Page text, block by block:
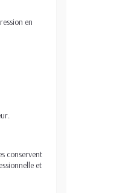
en
conservent
et